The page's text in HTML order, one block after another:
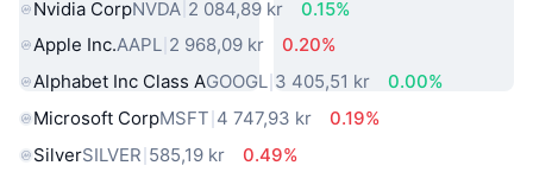
Nvidia CorpNVDA 2 084,89 kr
0.15%
Apple Inc.AAPL 2 968,09 kr
0.20%
Alphabet Inc Class AGOOGL 3 405,51 kr
0.00%
Microsoft CorpMSFT 4 747,93 kr
0.19%
SilverSILVER 585,19 kr
0.49%